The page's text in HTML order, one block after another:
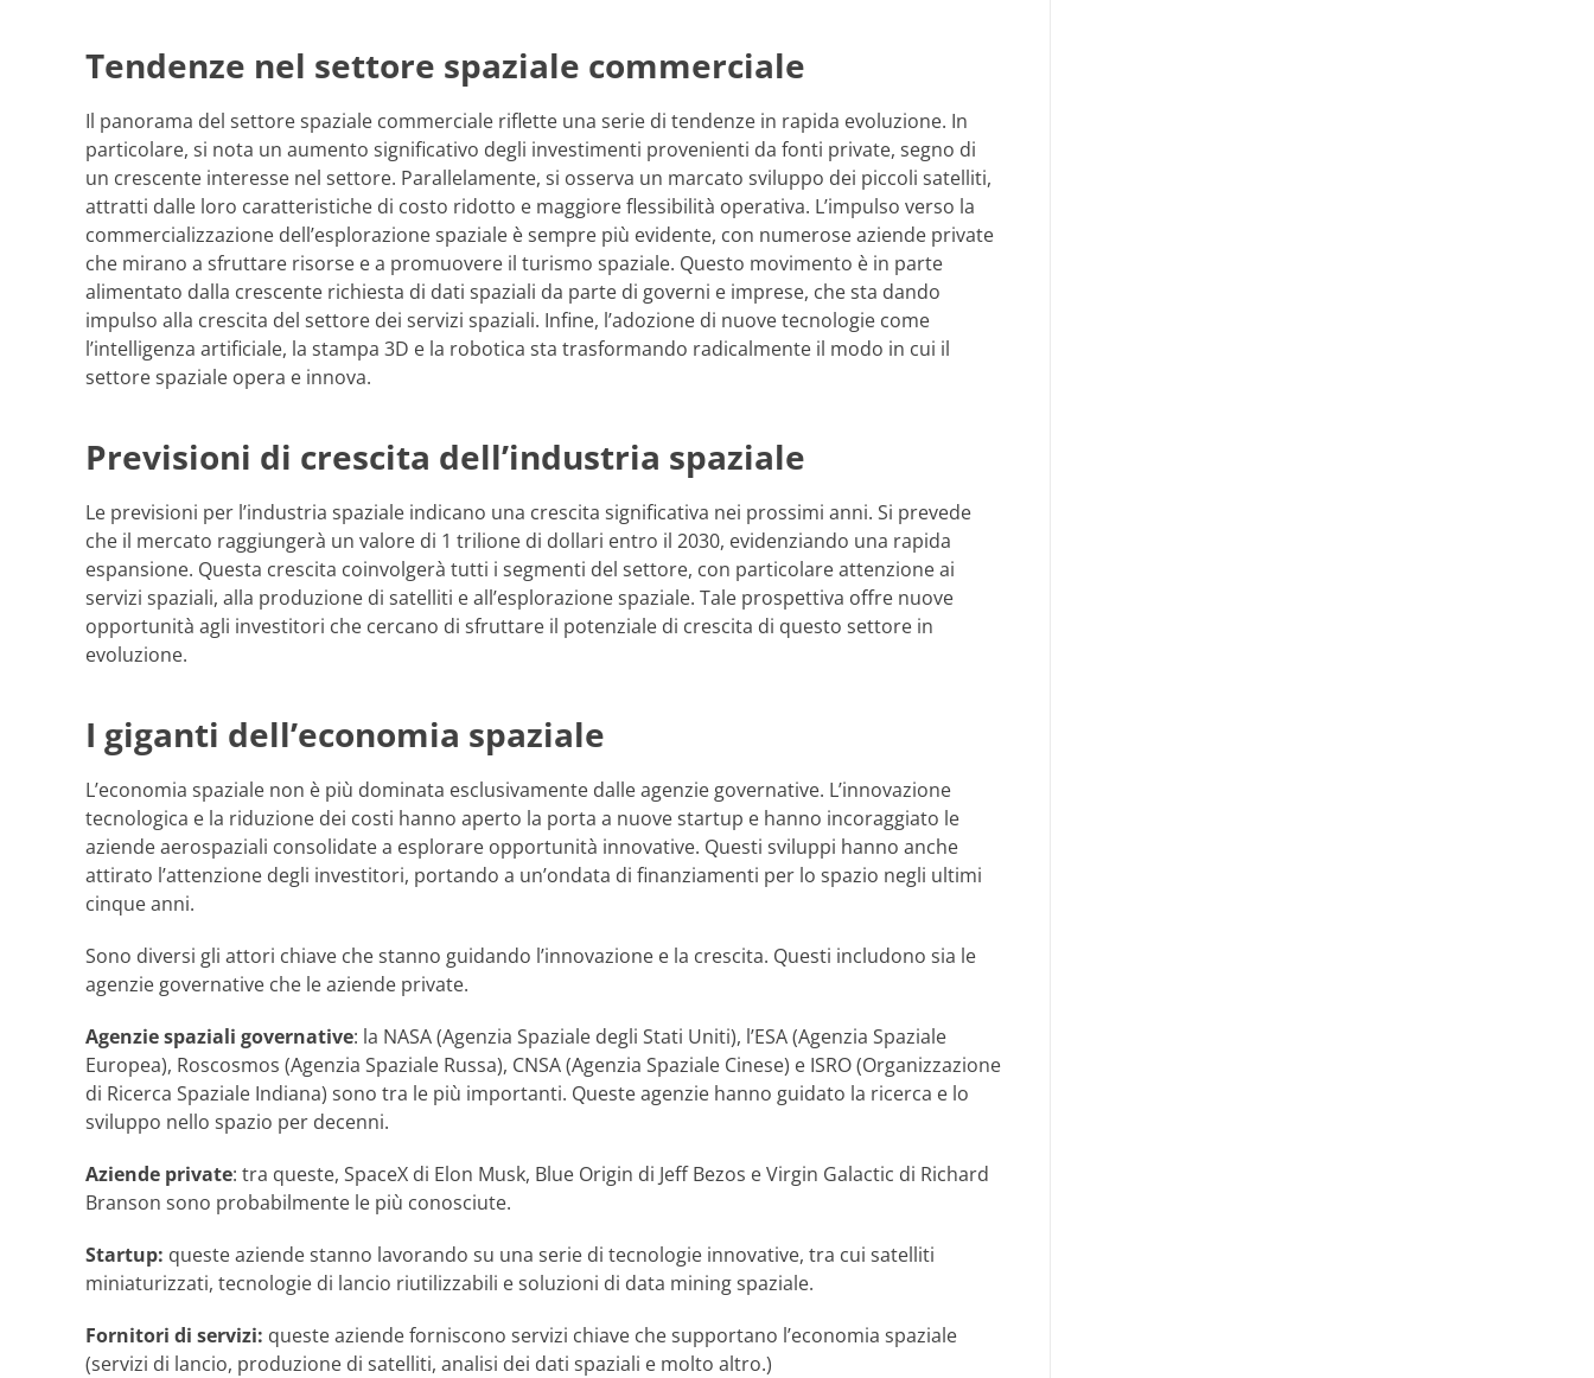
Tendenze nel settore spaziale commerciale
Il panorama del settore spaziale commerciale riflette una serie di tendenze in rapida evoluzione. In
particolare, si nota un aumento significativo degli investimenti provenienti da fonti private, segno di
un crescente interesse nel settore. Parallelamente, si osserva un marcato sviluppo dei piccoli satelliti,
attratti dalle loro caratteristiche di costo ridotto e maggiore flessibilità operativa. L’impulso verso la
commercializzazione dell’esplorazione spaziale è sempre più evidente, con numerose aziende private
che mirano a sfruttare risorse e a promuovere il turismo spaziale. Questo movimento è in parte
alimentato dalla crescente richiesta di dati spaziali da parte di governi e imprese, che sta dando
impulso alla crescita del settore dei servizi spaziali. Infine, l’adozione di nuove tecnologie come
l’intelligenza artificiale, la stampa 3D e la robotica sta trasformando radicalmente il modo in cui il
settore spaziale opera e innova.
Previsioni di crescita dell’industria spaziale
Le previsioni per l’industria spaziale indicano una crescita significativa nei prossimi anni. Si prevede
che il mercato raggiungerà un valore di 1 trilione di dollari entro il 2030, evidenziando una rapida
espansione. Questa crescita coinvolgerà tutti i segmenti del settore, con particolare attenzione ai
servizi spaziali, alla produzione di satelliti e all’esplorazione spaziale. Tale prospettiva offre nuove
opportunità agli investitori che cercano di sfruttare il potenziale di crescita di questo settore in
evoluzione.
I giganti dell’economia spaziale
L’economia spaziale non è più dominata esclusivamente dalle agenzie governative. L’innovazione
tecnologica e la riduzione dei costi hanno aperto la porta a nuove startup e hanno incoraggiato le
aziende aerospaziali consolidate a esplorare opportunità innovative. Questi sviluppi hanno anche
attirato l’attenzione degli investitori, portando a un’ondata di finanziamenti per lo spazio negli ultimi
cinque anni.
Sono diversi gli attori chiave che stanno guidando l’innovazione e la crescita. Questi includono sia le
agenzie governative che le aziende private.
Agenzie spaziali governative: la NASA (Agenzia Spaziale degli Stati Uniti), l’ESA (Agenzia Spaziale
Europea), Roscosmos (Agenzia Spaziale Russa), CNSA (Agenzia Spaziale Cinese) e ISRO (Organizzazione
di Ricerca Spaziale Indiana) sono tra le più importanti. Queste agenzie hanno guidato la ricerca e lo
sviluppo nello spazio per decenni.
Aziende private: tra queste, SpaceX di Elon Musk, Blue Origin di Jeff Bezos e Virgin Galactic di Richard
Branson sono probabilmente le più conosciute.
Startup: queste aziende stanno lavorando su una serie di tecnologie innovative, tra cui satelliti
miniaturizzati, tecnologie di lancio riutilizzabili e soluzioni di data mining spaziale.
Fornitori di servizi: queste aziende forniscono servizi chiave che supportano l’economia spaziale
(servizi di lancio, produzione di satelliti, analisi dei dati spaziali e molto altro.)